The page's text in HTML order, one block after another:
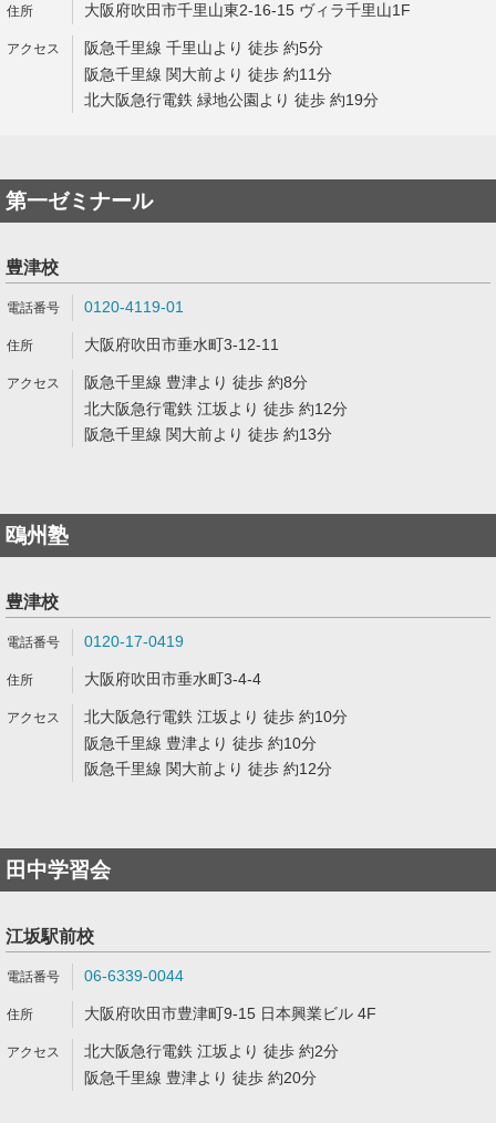
大阪府吹田市千里山東2-16-15 ヴィラ千里山1F
阪急千里線 千里山より 徒歩 約5分
阪急千里線 関大前より 徒歩 約11分
北大阪急行電鉄 緑地公園より 徒歩 約19分
第一ゼミナール
豊津校
0120-4119-01
大阪府吹田市垂水町3-12-11
阪急千里線 豊津より 徒歩 約8分
北大阪急行電鉄 江坂より 徒歩 約12分
阪急千里線 関大前より 徒歩 約13分
鴎州塾
豊津校
0120-17-0419
大阪府吹田市垂水町3-4-4
北大阪急行電鉄 江坂より 徒歩 約10分
阪急千里線 豊津より 徒歩 約10分
阪急千里線 関大前より 徒歩 約12分
田中学習会
江坂駅前校
06-6339-0044
大阪府吹田市豊津町9-15 日本興業ビル 4F
北大阪急行電鉄 江坂より 徒歩 約2分
阪急千里線 豊津より 徒歩 約20分